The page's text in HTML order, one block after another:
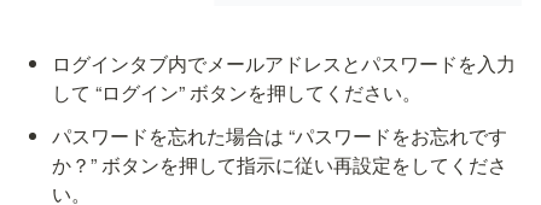
ログインタブ内でメールアドレスとパスワードを入力
して “ログイン” ボタンを押してください。
パスワードを忘れた場合は “パスワードをお忘れです
か？” ボタンを押して指示に従い再設定をしてくださ
い。